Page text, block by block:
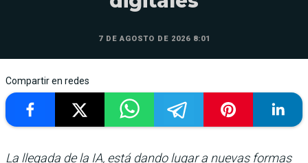
7 DE AGOSTO DE 2026 8:01
Compartir en redes
La llegada de la IA, está dando lugar a nuevas formas